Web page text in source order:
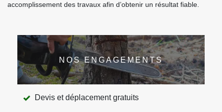
accomplissement des travaux afin d’obtenir un résultat fiable.
NOS ENGAGEMENTS
Devis et déplacement gratuits